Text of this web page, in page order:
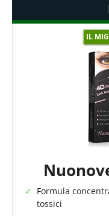
IL
Formula
tossici